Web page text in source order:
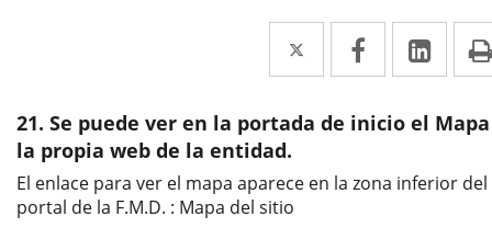
Twitter
Enlace
a
una
externa.
Facebook
Enlace
a
una
externa.
a
una
21. Se puede ver en la portada de inicio el
la propia web de la entidad.
El enlace para ver el mapa aparece en la zona inferior del
portal de la F.M.D. : Mapa del sitio